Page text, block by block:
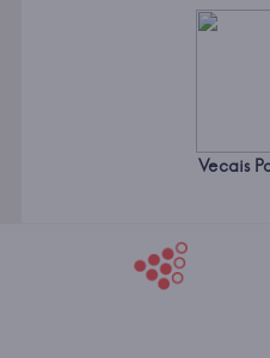
Vecais